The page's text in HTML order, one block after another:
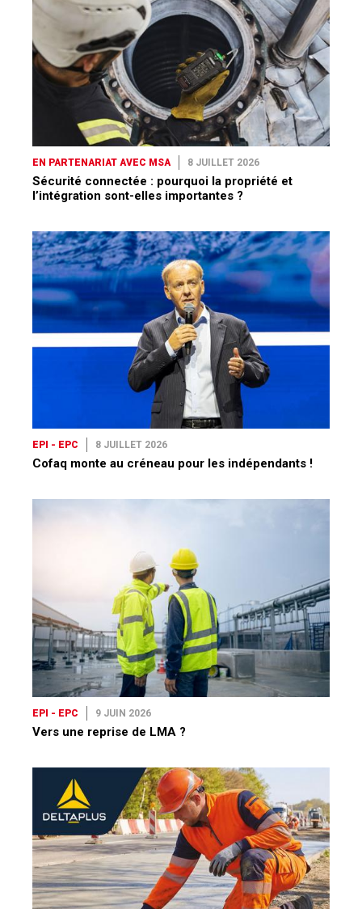
EN PARTENARIAT AVEC MSA 8 JUILLET 2026
Sécurité connectée : pourquoi la propriété et
l’intégration sont-elles importantes ?
8 JUILLET 2026
Cofaq monte au créneau pour les indépendants !
EPI - EPC 9 JUIN 2026
Vers une reprise de LMA ?